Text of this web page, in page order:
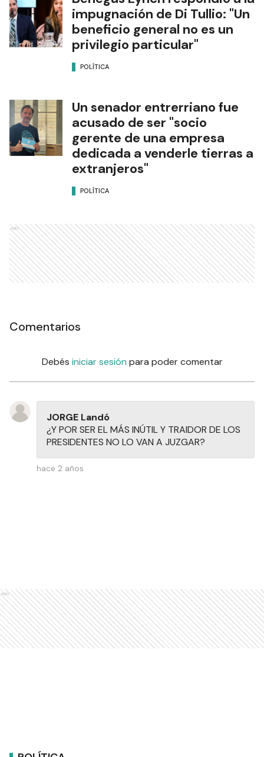
impugnación de Di Tullio: "Un
beneficio general no es un
privilegio particular"
POLÍTICA
Un senador entrerriano fue
acusado de ser "socio
gerente de una empresa
dedicada a venderle tierras a
extranjeros"
POLÍTICA
Ads
Comentarios
Debés iniciar sesión para poder comentar
JORGE Landó
¿Y POR SER EL MÁS INÚTIL Y TRAIDOR DE LOS
PRESIDENTES NO LO VAN A JUZGAR?
hace 2 años
Ads